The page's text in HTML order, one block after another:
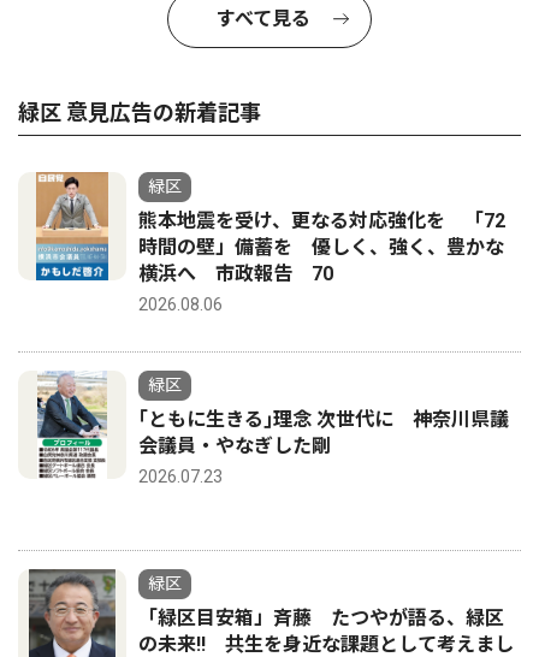
すべて見る
緑区 意見広告の新着記事
緑区
熊本地震を受け、更なる対応強化を 「72
時間の壁」備蓄を 優しく、強く、豊かな
横浜へ 市政報告 70
2026.08.06
緑区
｢ともに生きる｣理念 次世代に 神奈川県議
会議員・やなぎした剛
2026.07.23
緑区
「緑区目安箱」斉藤 たつやが語る、緑区
の未来‼ 共生を身近な課題として考えまし